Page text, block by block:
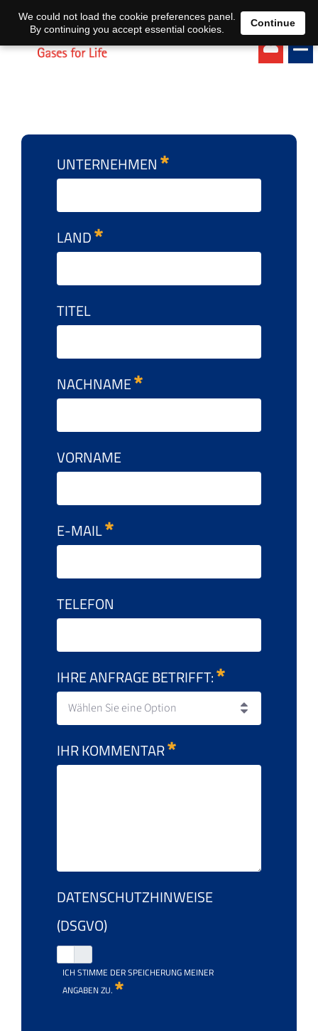
EN DE
UNTERNEHMEN
LAND
TITEL
NACHNAME
VORNAME
E-MAIL
TELEFON
IHRE ANFRAGE BETRIFFT:
Wählen Sie eine Option
IHR KOMMENTAR
DATENSCHUTZHINWEISE
(DSGVO)
ICH STIMME DER SPEICHERUNG MEINER
ANGABEN ZU.
We could not load the cookie preferences panel.
By continuing you accept essential cookies.
Continue